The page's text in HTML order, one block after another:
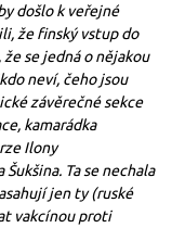
došlo k veřejné
že finský vstup do
se jedná o nějakou
neví, čeho jsou
závěrečné sekce
kamarádka
Ilony
Ta se nechala
jen ty (ruské
vakcínou proti